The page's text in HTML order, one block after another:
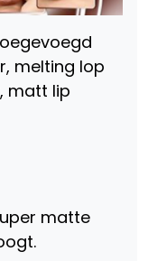
melting lop
matt lip
matte